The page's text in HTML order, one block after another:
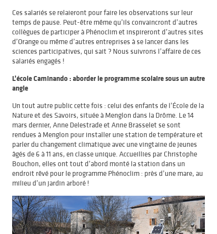
Ces salariés se relaieront pour faire les observations sur leur
temps de pause. Peut-être même qu’ils convaincront d’autres
collègues de participer à Phénoclim et inspireront d’autres sites
d’Orange ou même d’autres entreprises à se lancer dans les
sciences participatives, qui sait ? Nous suivrons l’affaire de ces
salariés engagés !
L’école Caminando : aborder le programme scolaire sous un autre
angle
Un tout autre public cette fois : celui des enfants de l’École de la
Nature et des Savoirs, située à Menglon dans la Drôme. Le 14
mars dernier, Anne Delestrade et Anne Brasselet se sont
rendues à Menglon pour installer une station de température et
parler du changement climatique avec une vingtaine de jeunes
âgés de 6 à 11 ans, en classe unique. Accueillies par Christophe
Bouchon, elles ont tout d’abord monté la station dans un
endroit rêvé pour le programme Phénoclim : près d’une mare, au
milieu d’un jardin arboré !